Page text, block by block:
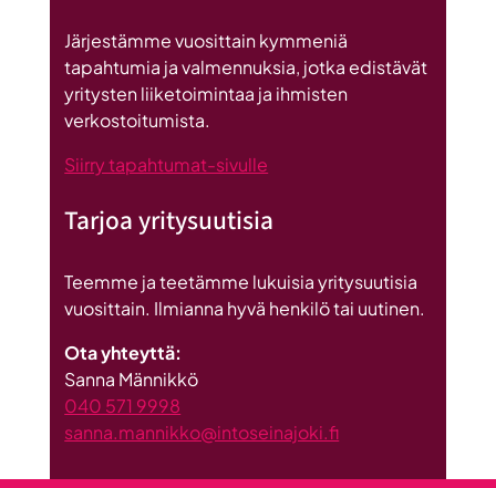
Britannnian
suurin
investointi
Järjestämme vuosittain kymmeniä
tapahtumia ja valmennuksia, jotka edistävät
yritysten liiketoimintaa ja ihmisten
verkostoitumista.
Siirry tapahtumat-sivulle
Tarjoa yritysuutisia
Teemme ja teetämme lukuisia yritysuutisia
vuosittain. Ilmianna hyvä henkilö tai uutinen.
Ota yhteyttä:
Sanna Männikkö
040 571 9998
sanna.mannikko@intoseinajoki.fi